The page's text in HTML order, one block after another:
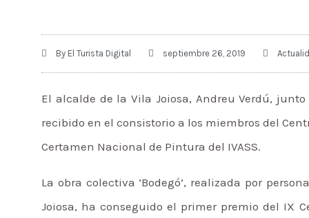
By El Turista Digital septiembre 26, 2019
El alcalde de la Vila Joiosa, Andreu Verdú,
recibido en el consistorio a los miembros del
Certamen Nacional de Pintura del IVASS.
La obra colectiva ‘Bodegó’, realizada por
Joiosa, ha conseguido el primer premio del IX